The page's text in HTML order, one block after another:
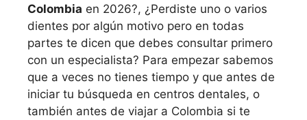
Colombia en 2026?, ¿Perdiste uno o varios
dientes por algún motivo pero en todas
partes te dicen que debes consultar primero
con un especialista? Para empezar sabemos
que a veces no tienes tiempo y que antes de
iniciar tu búsqueda en centros dentales, o
también antes de viajar a Colombia si te